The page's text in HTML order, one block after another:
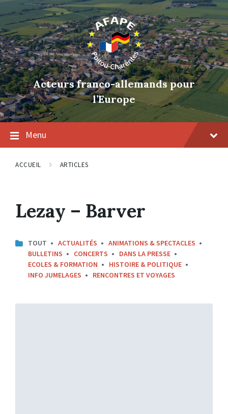
Skip
to
content
Skip
to
main
navigation
Skip
to
footer
Acteurs franco-allemands pour
l’Europe
Menu
ACCUEIL ARTICLES
Tag:
Lezay – Barver
TOUT ACTUALITÉS
ANIMATIONS & SPECTACLES
BULLETINS
CONCERTS
DANS LA PRESSE
ECOLES & FORMATION
HISTOIRE & POLITIQUE
INFO JUMELAGES
RENCONTRES ET VOYAGES